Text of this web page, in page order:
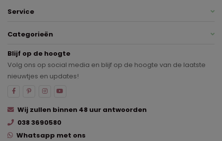
Service
Categorieën
Blijf op de hoogte
Volg ons op social media en blijf op de hoogte van de laatste
nieuwtjes en updates!
Wij zullen binnen 48 uur antwoorden
038 3690580
Whatsapp met ons